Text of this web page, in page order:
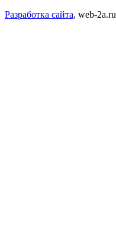
Разработка сайта, web-2a.ru